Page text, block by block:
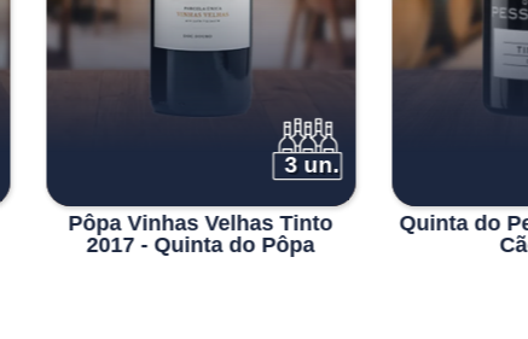
3 un.
Pôpa Vinhas Velhas Tinto
2017 - Quinta do Pôpa
Quinta do